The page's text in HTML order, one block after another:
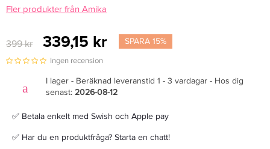
Fler produkter från Amika
399 kr 339,15 kr SPARA 15%
Ingen recension
I lager - Beräknad leveranstid 1 - 3 vardagar - Hos dig
senast: 2026-08-12
✅ Betala enkelt med Swish och Apple pay
✅ Har du en produktfråga? Starta en chatt!